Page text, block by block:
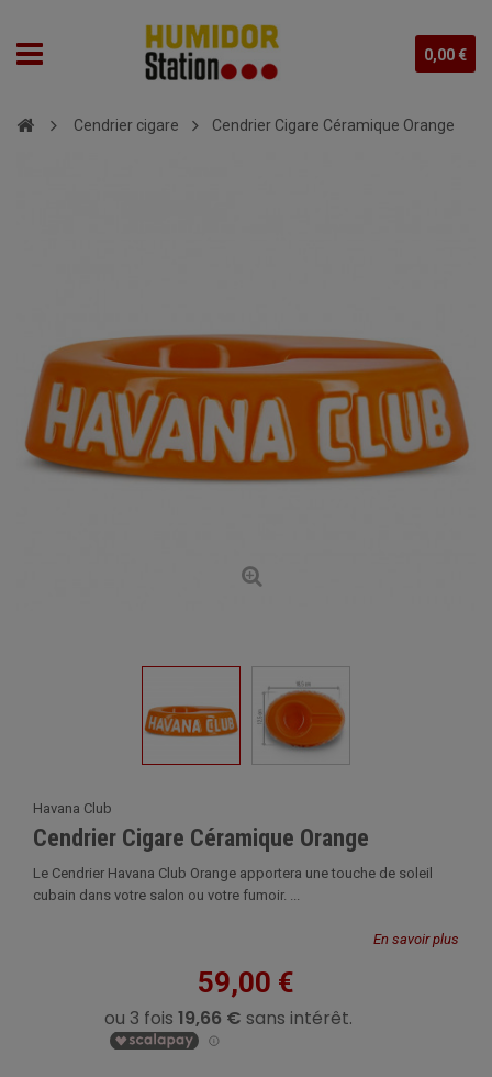
0,00 €
Cendrier cigare Cendrier Cigare Céramique Orange
Havana Club
Cendrier Cigare Céramique Orange
Le Cendrier Havana Club Orange apportera une touche de soleil
cubain dans votre salon ou votre fumoir. ...
En savoir plus
59,00 €